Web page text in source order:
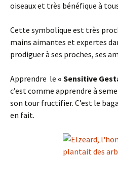
oiseaux et très bénéfique à
Cette symbolique est très
mains aimantes et expertes
prodiguer à ses proches, ses
Apprendre le « Sensitive
c’est comme apprendre à
son tour fructifier. C’est le
en fait.